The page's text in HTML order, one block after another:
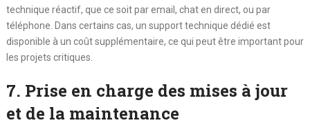
technique réactif, que ce soit par email, chat en direct, ou par
téléphone. Dans certains cas, un support technique dédié est
disponible à un coût supplémentaire, ce qui peut être important pour
les projets critiques.
7. Prise en charge des mises à jour
et de la maintenance